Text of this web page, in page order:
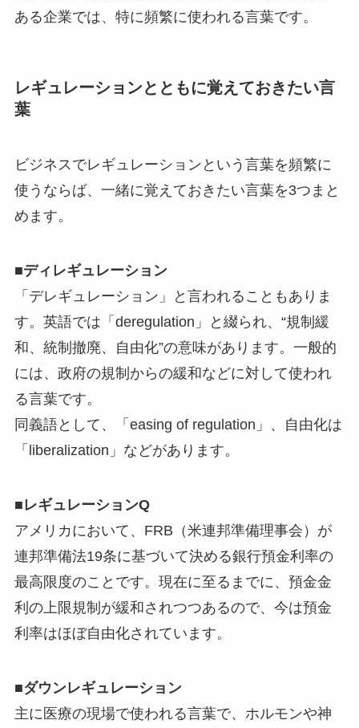
ある企業では、特に頻繁に使われる言葉です。
レギュレーションとともに覚えておきたい言
葉
ビジネスでレギュレーションという言葉を頻繁に
使うならば、一緒に覚えておきたい言葉を3つまと
めます。
■ディレギュレーション
「デレギュレーション」と言われることもありま
す。英語では「deregulation」と綴られ、“規制緩
和、統制撤廃、自由化”の意味があります。一般的
には、政府の規制からの緩和などに対して使われ
る言葉です。
同義語として、「easing of regulation」、自由化は
「liberalization」などがあります。
■レギュレーションQ
アメリカにおいて、FRB（米連邦準備理事会）が
連邦準備法19条に基づいて決める銀行預金利率の
最高限度のことです。現在に至るまでに、預金金
利の上限規制が緩和されつつあるので、今は預金
利率はほぼ自由化されています。
■ダウンレギュレーション
主に医療の現場で使われる言葉で、ホルモンや神